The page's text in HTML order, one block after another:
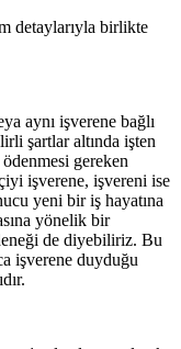
detaylarıyla birlikte
aynı işverene bağlı
şartlar altında işten
gereken
işverene, işvereni ise
yeni bir iş hayatına
yönelik bir
de diyebiliriz. Bu
işverene duyduğu